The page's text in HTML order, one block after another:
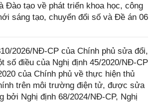
Đào tạo về phát triển khoa học, công
sáng tạo, chuyển đổi số và Đề án 06
2026/NĐ-CP của Chính phủ sửa đổi,
số điều của Nghị định 45/2020/NĐ-CP
của Chính phủ về thực hiện thủ
trên môi trường điện tử, được sửa
bởi Nghị định 68/2024/NĐ-CP, Nghị